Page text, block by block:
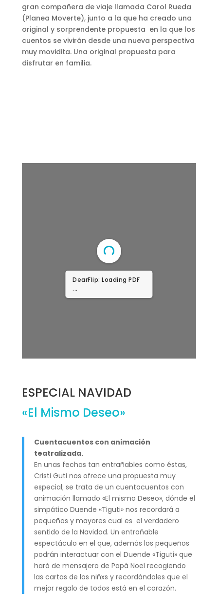
gran compañera de viaje llamada Carol Rueda
(Planea Moverte), junto a la que ha creado una
original y sorprendente propuesta en la que los
cuentos se vivirán desde una nueva perspectiva
muy movidita. Una original propuesta para
disfrutar en familia.
DearFlip: Loading PDF
66% ...
ESPECIAL NAVIDAD
«El Mismo Deseo»
Cuentacuentos con animación
teatralizada.
En unas fechas tan entrañables como éstas,
Cristi Guti nos ofrece una propuesta muy
especial; se trata de un cuentacuentos con
animación llamado «El mismo Deseo», dónde el
simpático Duende «Tiguti» nos recordará a
pequeños y mayores cual es el verdadero
sentido de la Navidad. Un entrañable
espectáculo en el que, además los pequeños
podrán interactuar con el Duende «Tiguti» que
hará de mensajero de Papá Noel recogiendo
las cartas de los niñxs y recordándoles que el
mejor regalo de todos está en el corazón.